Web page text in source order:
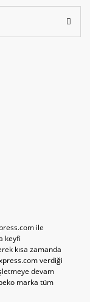
ile
keyfi
kısa zamanda
verdiği
devam
marka tüm